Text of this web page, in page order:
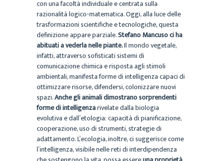
con una facoltà individuale e centrata sulla
razionalità logico-matematica. Oggi, alla luce delle
trasformazioni scientifiche e tecnologiche, questa
definizione appare parziale.Stefano Mancuso ci ha
abituati a vederla nelle piante.Il mondo vegetale,
infatti, attraverso sofisticati sistemi di
comunicazione chimica e risposta agli stimoli
ambientali, manifesta forme di intelligenza capaci di
ottimizzare risorse, difendersi, colonizzare nuovi
spazi.Anche gli animali dimostrano sorprendenti
forme di intelligenzarivelate dalla biologia
evolutiva e dall’etologia: capacità di pianificazione,
cooperazione, uso di strumenti, strategie di
adattamento. L’ecologia, inoltre, ci suggerisce come
l’intelligenza, visibile nelle reti di interdipendenza